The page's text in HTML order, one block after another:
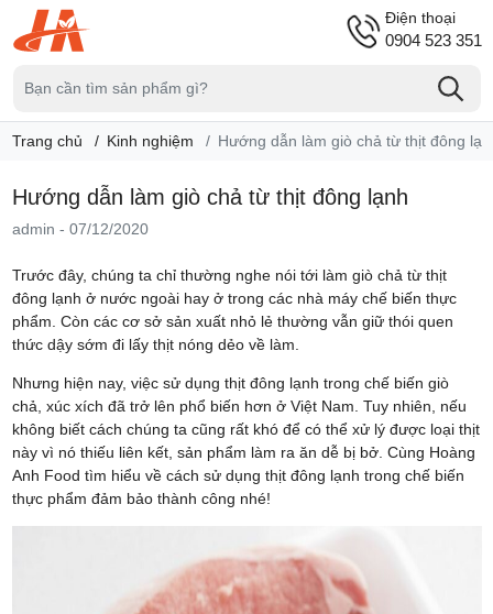
Điện thoại
0904 523 351
Trang chủ Kinh nghiệm Hướng dẫn làm giò chả từ thịt đông
Hướng dẫn làm giò chả từ thịt đông lạnh
admin - 07/12/2020
Trước đây, chúng ta chỉ thường nghe nói tới làm giò chả từ thịt
đông lạnh ở nước ngoài hay ở trong các nhà máy chế biến thực
phẩm. Còn các cơ sở sản xuất nhỏ lẻ thường vẫn giữ thói quen
thức dậy sớm đi lấy thịt nóng dẻo về làm.
Nhưng hiện nay, việc sử dụng thịt đông lạnh trong chế biến giò
chả, xúc xích đã trở lên phổ biến hơn ở Việt Nam. Tuy nhiên, nếu
không biết cách chúng ta cũng rất khó để có thể xử lý được loại thịt
này vì nó thiếu liên kết, sản phẩm làm ra ăn dễ bị bở. Cùng Hoàng
Anh Food tìm hiểu về cách sử dụng thịt đông lạnh trong chế biến
thực phẩm đảm bảo thành công nhé!